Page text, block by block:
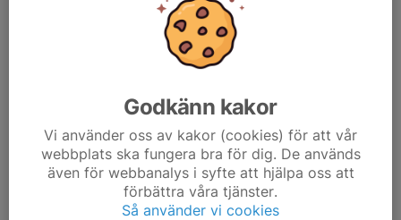
kommer, anmäler jag ett lag och delar aktuellt racepass
via vår messengergrupp och i denna kalenderaktivitet.
Den använder ni sedan för att göra den skarpa anmälan
till WTRL TTT. Detta ska vara gjort senast klockan 20:00
Hoppas vi blir fullt lag varje vecka:)
Godkänn kakor
Vi använder oss av kakor (cookies) för att vår
webbplats ska fungera bra för dig. De används
även för webbanalys i syfte att hjälpa oss att
förbättra våra tjänster.
Så använder vi cookies